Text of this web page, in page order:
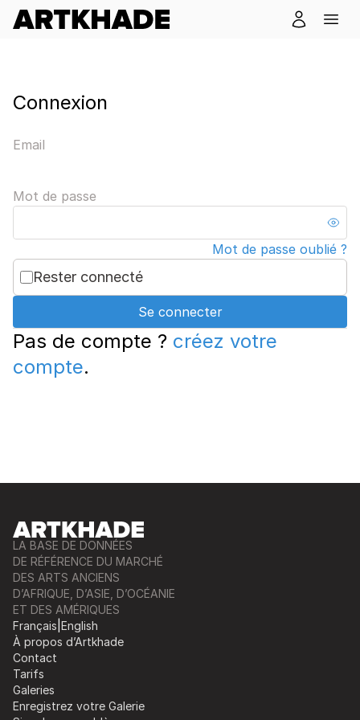
Connexion
Email
Mot de passe
Mot de passe oublié ?
Rester connecté
Se connecter
Pas de compte ? créez votre
compte.
LA BASE DE DONNÉES
DE RÉFÉRENCE DU MARCHÉ
DES ARTS ANCIENS
D’AFRIQUE, D’ASIE, D’OCÉANIE
ET DES AMÉRIQUES
Français English
À propos d’Artkhade
Contact
Tarifs
Galeries
Enregistrez votre Galerie